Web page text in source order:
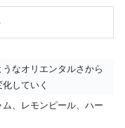
なオリエンタルさから
していく
、レモンピール、ハー